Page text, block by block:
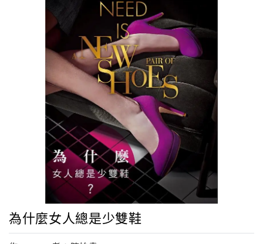
為什麼女人總是少雙鞋